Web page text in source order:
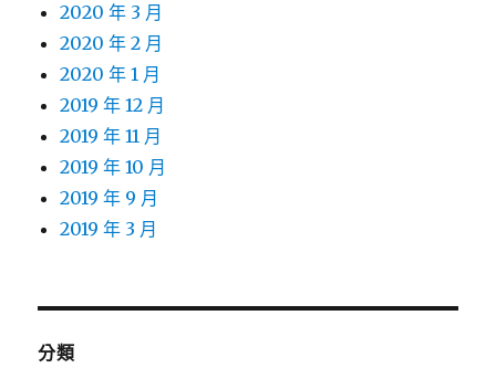
2020 年 3 月
2020 年 2 月
2020 年 1 月
2019 年 12 月
2019 年 11 月
2019 年 10 月
2019 年 9 月
2019 年 3 月
分類